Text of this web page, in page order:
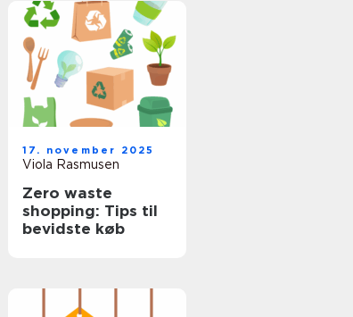
17. november 2025
Viola Rasmusen
Zero waste
shopping: Tips til
bevidste køb